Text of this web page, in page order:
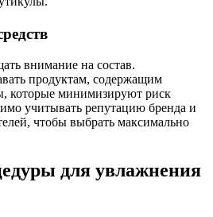
внимание на состав.
продуктам, содержащим
которые минимизируют риск
учитывать репутацию бренда и
чтобы выбрать максимально
для увлажнения